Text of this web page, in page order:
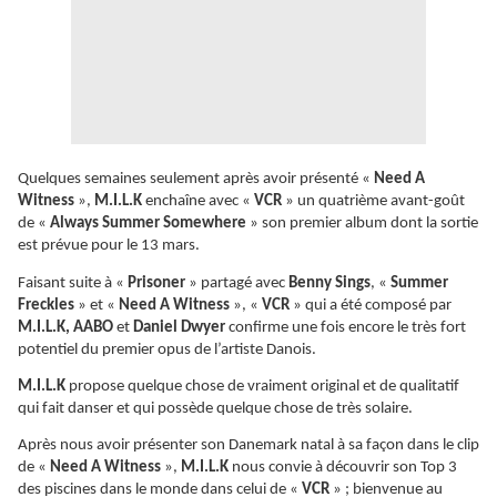
Quelques semaines seulement après avoir présenté « Need A
Witness », M.I.L.K enchaîne avec « VCR » un quatrième avant-goût
de « Always Summer Somewhere » son premier album dont la sortie
est prévue pour le 13 mars.
Faisant suite à « Prisoner » partagé avec Benny Sings, « Summer
Freckles » et « Need A Witness », « VCR » qui a été composé par
M.I.L.K, AABO et Daniel Dwyer confirme une fois encore le très fort
potentiel du premier opus de l’artiste Danois.
M.I.L.K propose quelque chose de vraiment original et de qualitatif
qui fait danser et qui possède quelque chose de très solaire.
Après nous avoir présenter son Danemark natal à sa façon dans le clip
de « Need A Witness », M.I.L.K nous convie à découvrir son Top 3
des piscines dans le monde dans celui de « VCR » ; bienvenue au